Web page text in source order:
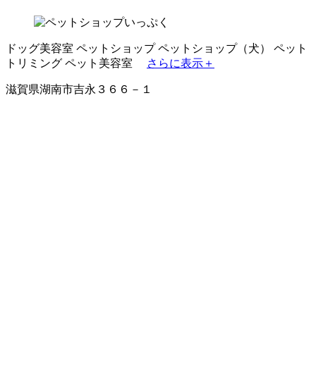
ドッグ美容室 ペットショップ ペットショップ（犬）
ペット
トリミング ペット美容室 さらに表示＋
滋賀県湖南市吉永３６６－１